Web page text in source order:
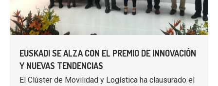
EUSKADI SE ALZA CON EL PREMIO DE INNOVACIÓN
Y NUEVAS TENDENCIAS
El Clúster de Movilidad y Logística ha clausurado el